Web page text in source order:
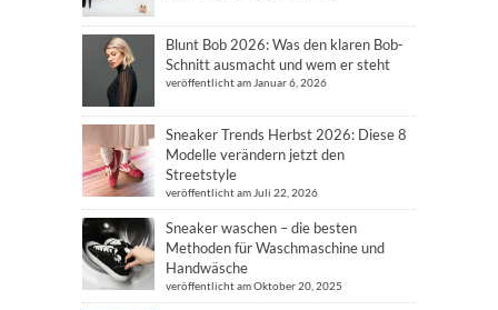
Blunt Bob 2026: Was den klaren Bob-
Schnitt ausmacht und wem er steht
veröffentlicht am Januar 6, 2026
Sneaker Trends Herbst 2026: Diese 8
Modelle verändern jetzt den
Streetstyle
veröffentlicht am Juli 22, 2026
Sneaker waschen – die besten
Methoden für Waschmaschine und
Handwäsche
veröffentlicht am Oktober 20, 2025